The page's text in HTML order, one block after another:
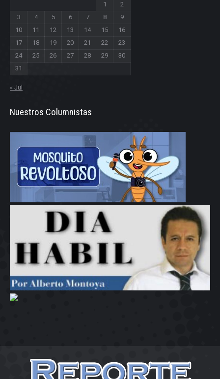
1
2
3
4 5 6 7 8
9
10
11 12 13 14 15
16
17
18 19 20 21 22
23
24
25 26 27 28 29
30
31
« Jul
Nuestros Columnistas